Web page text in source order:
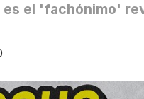
es el 'fachónimo'